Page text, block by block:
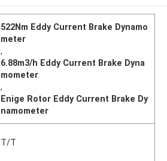
522Nm Eddy Current Brake Dynamo
meter
,
6.88m3/h Eddy Current Brake Dyna
mometer
,
Enige Rotor Eddy Current Brake Dy
namometer
T/T